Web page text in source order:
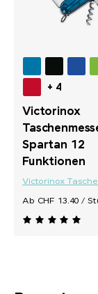
+ 4
Victorinox
Spartan 12
Funktionen
Victorinox
Ab CHF 13.40 /